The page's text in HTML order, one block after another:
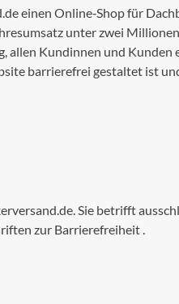
einen Online‑Shop für
unter zwei
allen Kundinnen und
barrierefrei gestaltet ist
. Sie betrifft
zur Barrierefreiheit.